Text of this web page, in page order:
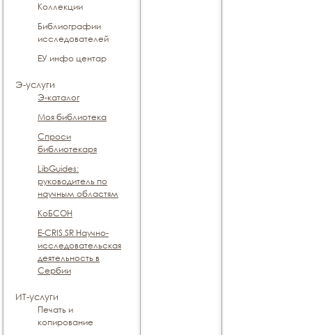
Коллекции
Библиографии
исследователей
ЕУ инфо центар
Э-услуги
Э-каталог
Моя библиотека
Спроси
библиотекаря
LibGuides:
руководитель по
научным областям
КоБСОН
E-CRIS.SR Научно-
исследовательская
деятельность в
Сербии
ИТ-услуги
Печать и
копирование